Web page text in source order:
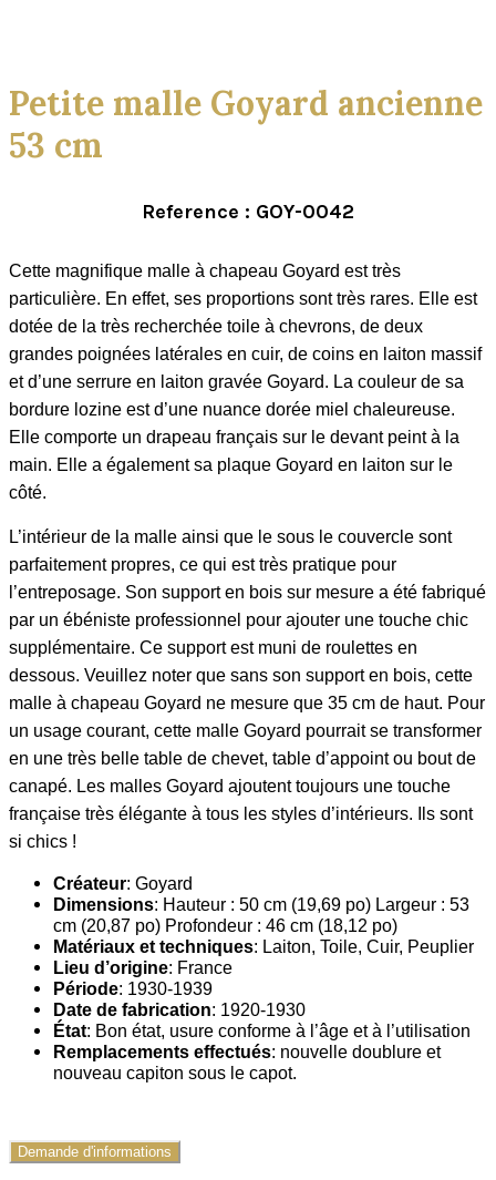
Petite malle Goyard ancienne
53 cm
Reference : GOY-0042
Cette magnifique malle à chapeau Goyard est très
particulière. En effet, ses proportions sont très rares. Elle est
dotée de la très recherchée toile à chevrons, de deux
grandes poignées latérales en cuir, de coins en laiton massif
et d’une serrure en laiton gravée Goyard. La couleur de sa
bordure lozine est d’une nuance dorée miel chaleureuse.
Elle comporte un drapeau français sur le devant peint à la
main. Elle a également sa plaque Goyard en laiton sur le
côté.
L’intérieur de la malle ainsi que le sous le couvercle sont
parfaitement propres, ce qui est très pratique pour
l’entreposage. Son support en bois sur mesure a été fabriqué
par un ébéniste professionnel pour ajouter une touche chic
supplémentaire. Ce support est muni de roulettes en
dessous. Veuillez noter que sans son support en bois, cette
malle à chapeau Goyard ne mesure que 35 cm de haut. Pour
un usage courant, cette malle Goyard pourrait se transformer
en une très belle table de chevet, table d’appoint ou bout de
canapé. Les malles Goyard ajoutent toujours une touche
française très élégante à tous les styles d’intérieurs. Ils sont
si chics !
Créateur: Goyard
Dimensions: Hauteur : 50 cm (19,69 po) Largeur : 53
cm (20,87 po) Profondeur : 46 cm (18,12 po)
Matériaux et techniques: Laiton, Toile, Cuir, Peuplier
Lieu d’origine: France
Période: 1930-1939
Date de fabrication: 1920-1930
État: Bon état, usure conforme à l’âge et à l’utilisation
Remplacements effectués: nouvelle doublure et
nouveau capiton sous le capot.
Demande d'informations